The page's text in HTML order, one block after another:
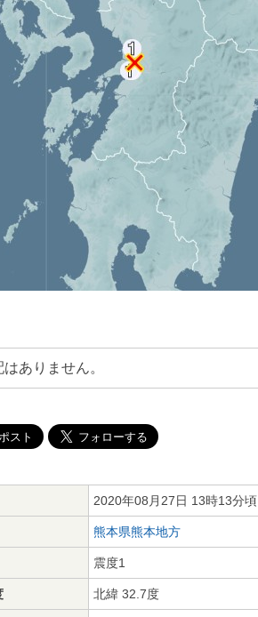
ありません。
2020年08月27日 13時13分頃
熊本県熊本地方
震度1
北緯 32.7度